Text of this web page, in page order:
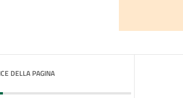
DELLA PAGINA